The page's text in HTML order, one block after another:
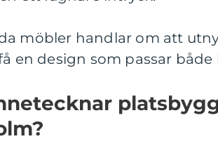
möbler handlar om att
en design som passar både